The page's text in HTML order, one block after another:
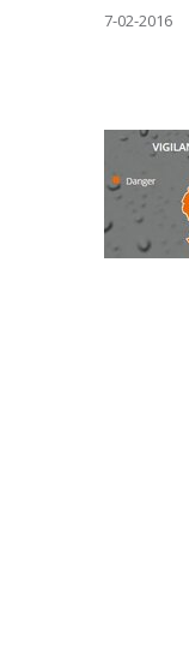
7-02-2016